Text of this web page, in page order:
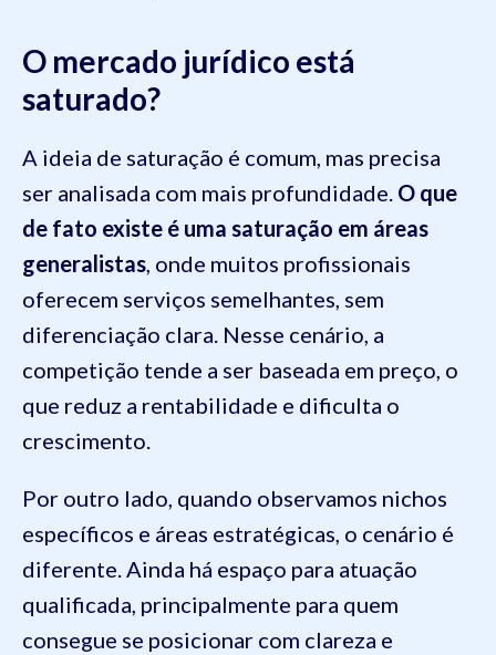
O mercado jurídico está
saturado?
A ideia de saturação é comum, mas precisa
ser analisada com mais profundidade. O que
de fato existe é uma saturação em áreas
generalistas, onde muitos profissionais
oferecem serviços semelhantes, sem
diferenciação clara. Nesse cenário, a
competição tende a ser baseada em preço, o
que reduz a rentabilidade e dificulta o
crescimento.
Por outro lado, quando observamos nichos
específicos e áreas estratégicas, o cenário é
diferente. Ainda há espaço para atuação
qualificada, principalmente para quem
consegue se posicionar com clareza e